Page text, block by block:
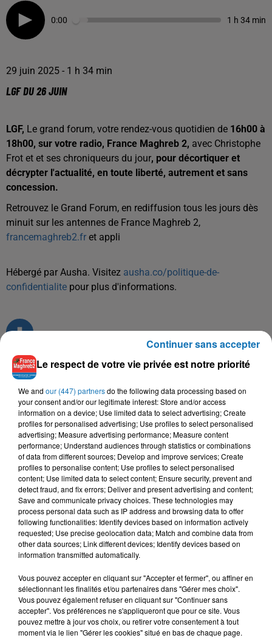
0:00 1 h 34 min
29 juin 2025 - 1 h 34 min
LGF DU 26 JUIN
LGF, Le grand forum, votre rendez-vous quotidien de 16h00 à
18h00, sur votre radio, France Maghreb 2, avec Christophe
Frot et et ses chroniqueurs du jour, pour décortiquer et
décrypter l'actualité, en toute liberté, autrement et sans
concession.
Retrouvez le Grand Forum, en rediffusion tous les jours dès
minuit sur les antennes de France Maghreb 2,
francemaghreb2.fr et appli
Hébergé par Ausha. Visitez ausha.co/politique-de-
confidentialite pour plus d'informations.
TITRES DIFFUSÉS
17h19
17h19
SOOLKING, CHEBA
ZOHRA
Saknet Marseille
17h14
17h14
RAHMA MOHSEN,
NORDO
Ramt Masn
17h11
17h11
OUALID, CRAVATA
Ya Nari
L'HOROSCOPE
Le respect de votre vie privée est notre priorité
We and our (447) partnersdo the following data processing based on
your consent and/or our legitimate interest: Store and/or access
information on a device; Use limited data to select advertising; Create
profiles for personalised advertising; Use profiles to select personalised
advertising; Measure advertising performance; Measure content
performance; Understand audiences through statistics or combinations
of data from different sources; Develop and improve services; Create
profiles to personalise content; Use profiles to select personalised
content; Use limited data to select content; Ensure security, prevent and
detect fraud, and fix errors; Deliver and present advertising and content;
Save and communicate privacy choices. These technologies may
process personal data such as IP address and browsing data to offer
following functionalities: Identify devices based on information actively
requested; Use precise geolocation data; Match and combine data from
other data sources; Link different devices; Identify devices based on
information transmitted automatically.
Vous pouvez accepter en cliquant sur "Accepter et fermer", ou affiner en
sélectionnant les finalités et/ou partenaires dans "Gérer mes choix".
Vous pouvez également refuser en cliquant sur "Continuer sans
accepter". Vos préférences ne s'appliqueront que pour ce site. Vous
pouvez mettre à jour vos choix, ou retirer votre consentement à tout
moment via le lien "Gérer les cookies" situé en bas de chaque page.
Continuer sans accepter